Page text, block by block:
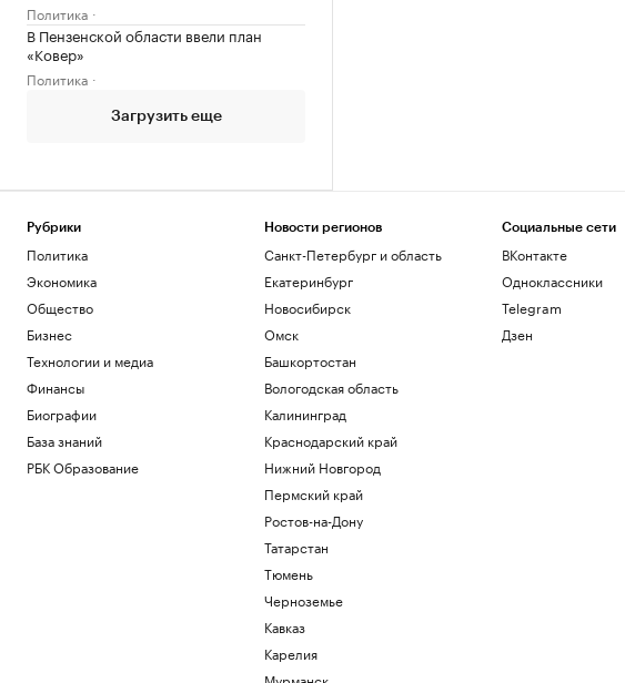
Политика
В Пензенской области ввели план
«Ковер»
Политика
Загрузить еще
Рубрики
Политика
Экономика
Общество
Бизнес
Технологии и медиа
Финансы
Биографии
База знаний
РБК Образование
Новости регионов
Санкт-Петербург и область
Екатеринбург
Новосибирск
Омск
Башкортостан
Вологодская область
Калининград
Краснодарский край
Нижний Новгород
Пермский край
Ростов-на-Дону
Татарстан
Тюмень
Черноземье
Кавказ
Карелия
Социальные сети
ВКонтакте
Одноклассники
Telegram
Дзен